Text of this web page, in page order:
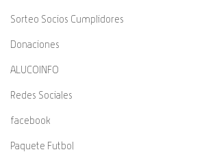
Sorteo Socios Cumplidores
Donaciones
ALUCOINFO
Redes Sociales
facebook
Paquete Futbol